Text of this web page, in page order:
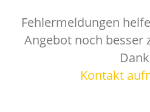
Fehlermeldungen
Angebot noch besser
Kontakt